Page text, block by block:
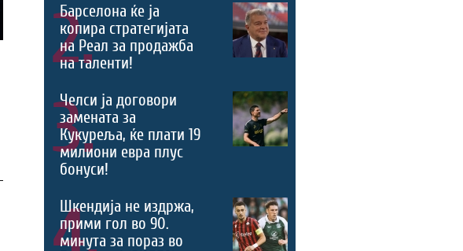
2.
Барселона ќе ја
копира стратегијата
на Реал за продажба
на таленти!
3.
Челси ја договори
замената за
Кукуреља, ќе плати 19
милиони евра плус
бонуси!
Шкендија не издржа,
прими гол во 90.
минута за пораз во